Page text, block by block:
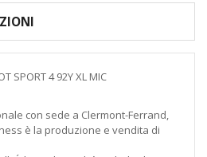
SPORT 4 92Y XL MIC
con sede a Clermont-Ferrand,
è la produzione e vendita di